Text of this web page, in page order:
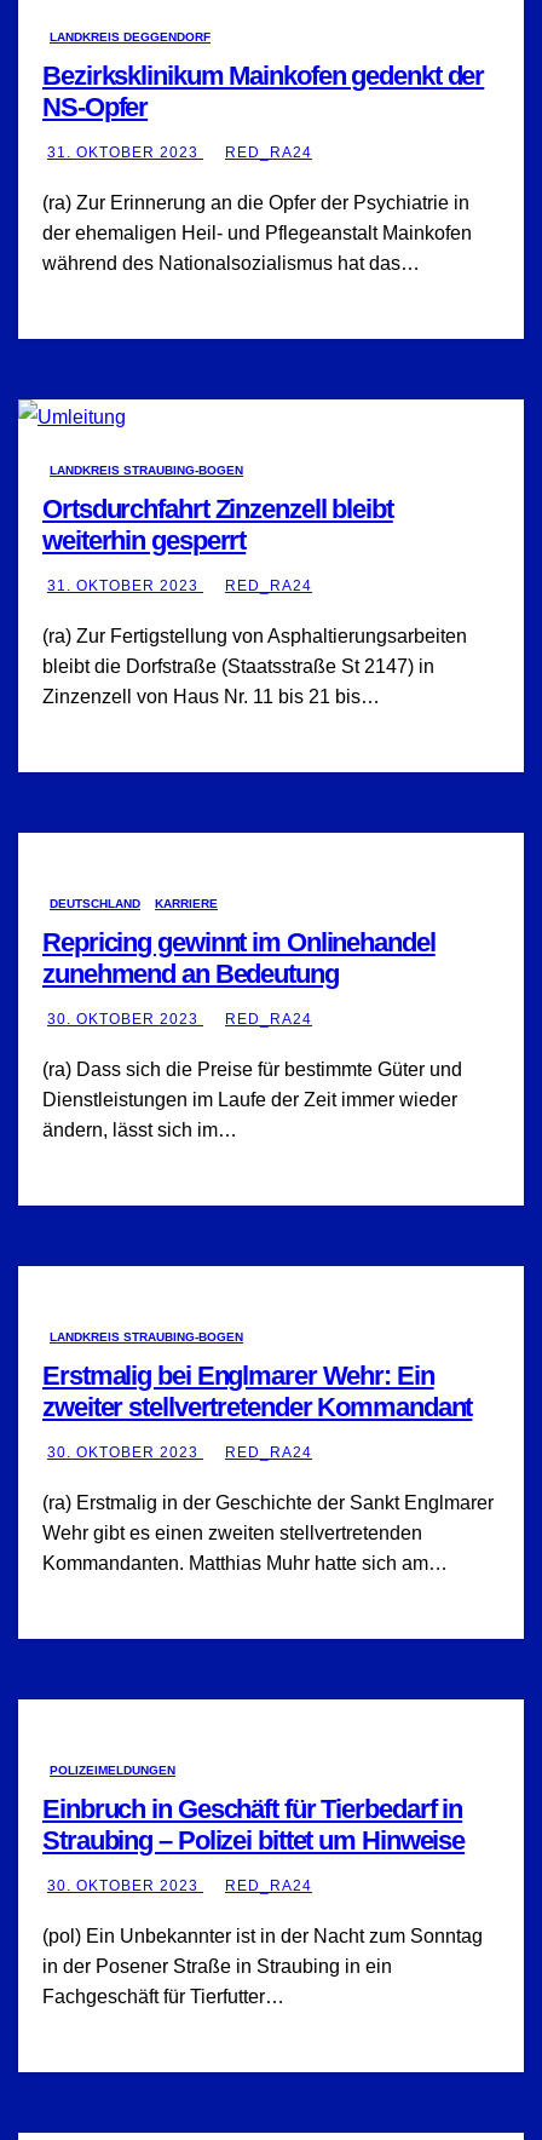
LANDKREIS DEGGENDORF
Bezirksklinikum Mainkofen gedenkt der
NS-Opfer
31. OKTOBER 2023 RED_RA24
(ra) Zur Erinnerung an die Opfer der Psychiatrie in
der ehemaligen Heil- und Pflegeanstalt Mainkofen
während des Nationalsozialismus hat das…
LANDKREIS STRAUBING-BOGEN
Ortsdurchfahrt Zinzenzell bleibt
weiterhin gesperrt
31. OKTOBER 2023 RED_RA24
(ra) Zur Fertigstellung von Asphaltierungsarbeiten
bleibt die Dorfstraße (Staatsstraße St 2147) in
Zinzenzell von Haus Nr. 11 bis 21 bis…
DEUTSCHLAND KARRIERE
Repricing gewinnt im Onlinehandel
zunehmend an Bedeutung
30. OKTOBER 2023 RED_RA24
(ra) Dass sich die Preise für bestimmte Güter und
Dienstleistungen im Laufe der Zeit immer wieder
ändern, lässt sich im…
LANDKREIS STRAUBING-BOGEN
Erstmalig bei Englmarer Wehr: Ein
zweiter stellvertretender Kommandant
30. OKTOBER 2023 RED_RA24
(ra) Erstmalig in der Geschichte der Sankt Englmarer
Wehr gibt es einen zweiten stellvertretenden
Kommandanten. Matthias Muhr hatte sich am…
POLIZEIMELDUNGEN
Einbruch in Geschäft für Tierbedarf in
Straubing – Polizei bittet um Hinweise
30. OKTOBER 2023 RED_RA24
(pol) Ein Unbekannter ist in der Nacht zum Sonntag
in der Posener Straße in Straubing in ein
Fachgeschäft für Tierfutter…